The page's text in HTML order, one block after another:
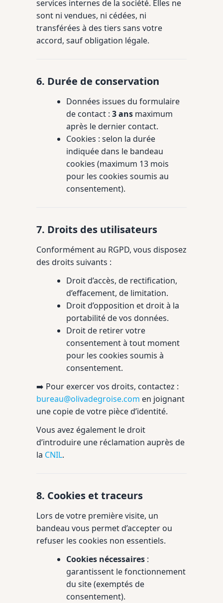
services internes de la société. Elles ne
sont ni vendues, ni cédées, ni
transférées à des tiers sans votre
accord, sauf obligation légale.
6. Durée de conservation
Données issues du formulaire
de contact : 3 ans maximum
après le dernier contact.
Cookies : selon la durée
indiquée dans le bandeau
cookies (maximum 13 mois
pour les cookies soumis au
consentement).
7. Droits des utilisateurs
Conformément au RGPD, vous disposez
des droits suivants :
Droit d’accès, de rectification,
d’effacement, de limitation.
Droit d’opposition et droit à la
portabilité de vos données.
Droit de retirer votre
consentement à tout moment
pour les cookies soumis à
consentement.
➡️ Pour exercer vos droits, contactez :
bureau@olivadegroise.com en joignant
une copie de votre pièce d’identité.
Vous avez également le droit
d’introduire une réclamation auprès de
la CNIL.
8. Cookies et traceurs
Lors de votre première visite, un
bandeau vous permet d’accepter ou
refuser les cookies non essentiels.
Cookies nécessaires :
garantissent le fonctionnement
du site (exemptés de
consentement).